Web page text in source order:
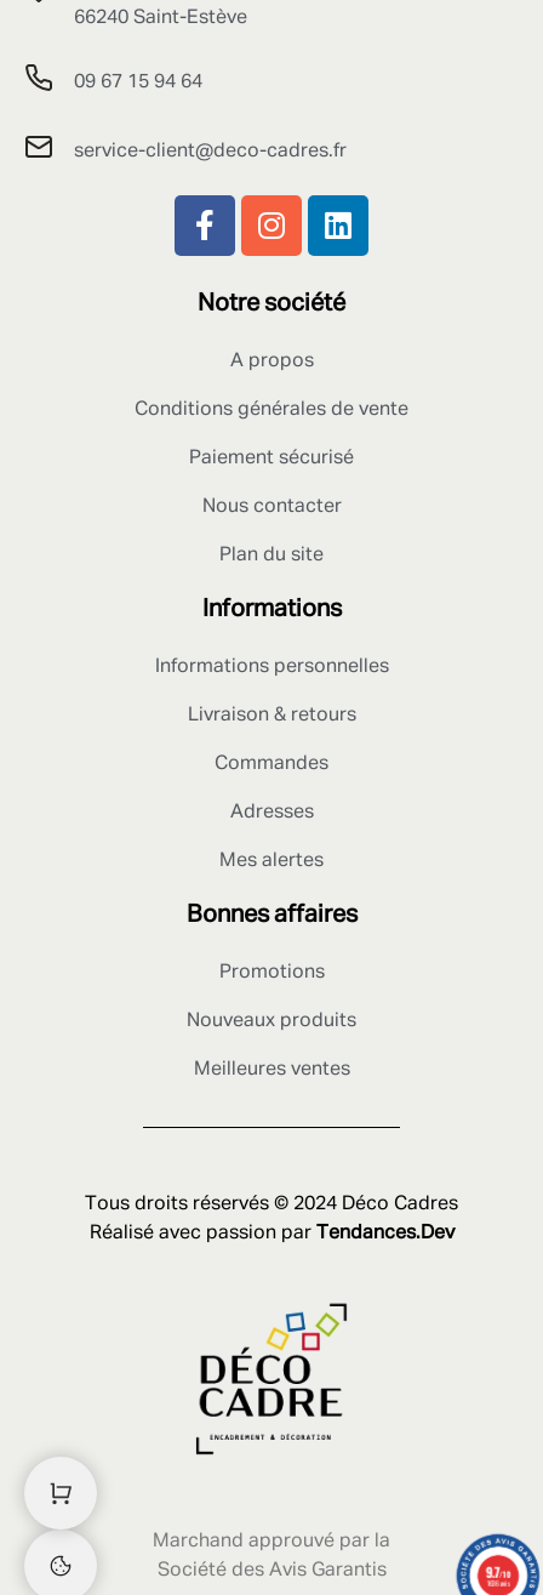
66240 Saint-Estève
09 67 15 94 64
service-client@deco-cadres.fr
Notre société
A propos
Conditions générales de vente
Paiement sécurisé
Nous contacter
Plan du site
Informations
Informations personnelles
Livraison & retours
Commandes
Adresses
Mes alertes
Bonnes affaires
Promotions
Nouveaux produits
Meilleures ventes
Tous droits réservés © 2024 Déco Cadres
Réalisé avec passion par
Tendances.Dev
Marchand approuvé par la
Société des Avis Garantis
9.7/10
1636 avis